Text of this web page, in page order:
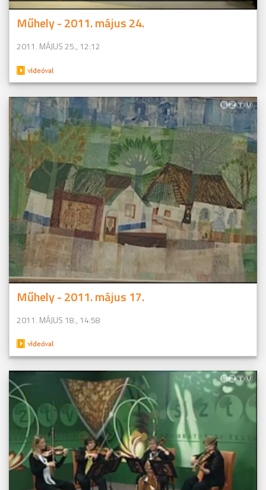
Műhely - 2011. május 24.
2011. MÁJUS 25., 12:12
Műhely - 2011. május 17.
2011. MÁJUS 18., 14:58